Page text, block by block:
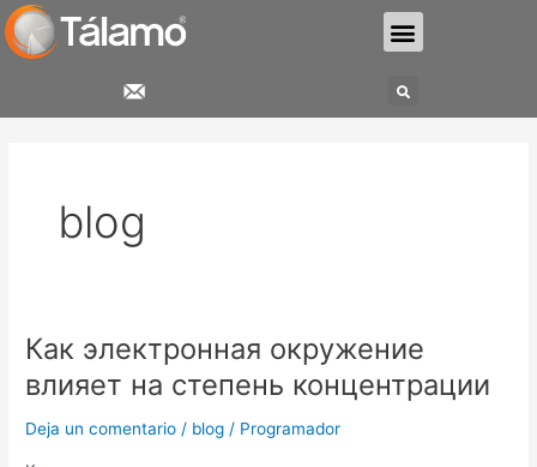
al
contenido
Menu
Search
blog
Как электронная окружение
влияет на степень концентрации
Deja un comentario / blog / Programador
Как
окружение
влияет